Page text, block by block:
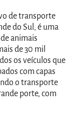
de transporte
do Sul, é uma
animais
de 30 mil
os veículos que
com capas
o transporte
porte, com